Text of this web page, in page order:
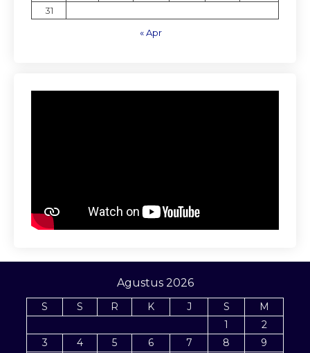
31
« Apr
Agustus 2026
S S R K J S
M
1
2
3
4 5 6 7 8
9